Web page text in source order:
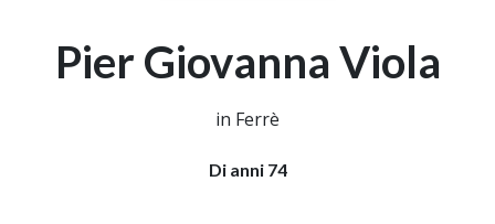
Pier Giovanna Viola
in Ferrè
Di anni 74